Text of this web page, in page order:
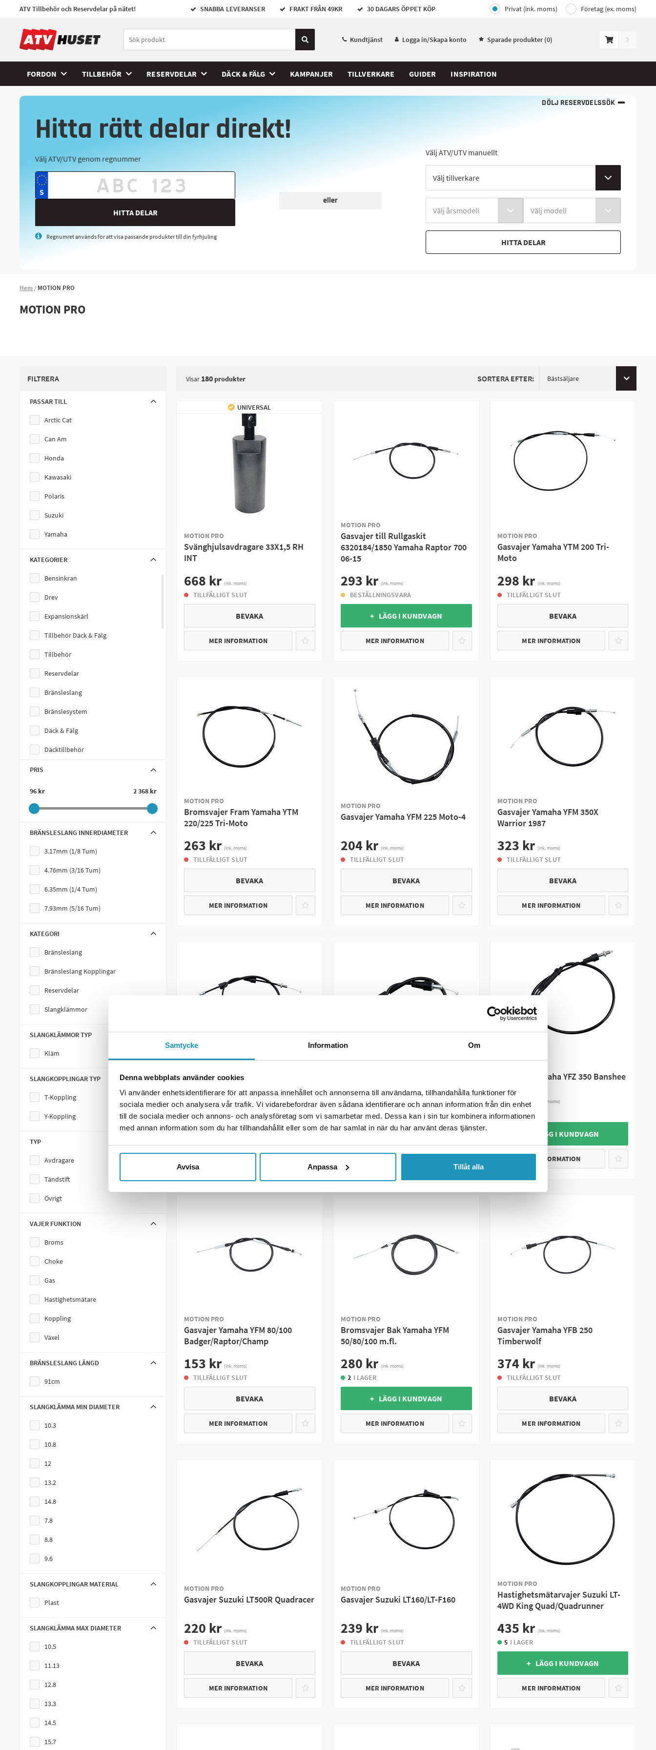
Samtycke Information Om
Denna webbplats använder cookies
Vi använder enhetsidentifierare för att anpassa innehållet och annonserna till användarna, tillhandahålla funktioner för
sociala medier och analysera vår trafik. Vi vidarebefordrar även sådana identifierare och annan information från din enhet
till de sociala medier och annons- och analysföretag som vi samarbetar med. Dessa kan i sin tur kombinera informationen
med annan information som du har tillhandahållit eller som de har samlat in när du har använt deras tjänster.
Avvisa Anpassa Tillåt alla
ATV Tillbehör och Reservdelar på nätet! SNABBA LEVERANSER FRAKT FRÅN 49KR 30 DAGARS ÖPPET KÖP Privat (ink. moms) Företag (ex. moms)
Kundtjänst Logga in/Skapa konto Sparade produkter (0)
FORDON TILLBEHÖR RESERVDELAR DÄCK & FÄLG KAMPANJER TILLVERKARE GUIDER INSPIRATION
DÖLJ RESERVDELSSÖK
Hitta rätt delar direkt!
Välj ATV/UTV genom regnummer
HITTA DELAR
Regnumret används för att visa passande produkter till din fyrhjuling
eller
Välj ATV/UTV manuellt
HITTA DELAR
Hem MOTION PRO
MOTION PRO
FILTRERA
PASSAR TILL
Arctic Cat
Can Am
Honda
Kawasaki
Polaris
Suzuki
Yamaha
KATEGORIER
Bensinkran
Drev
Expansionskärl
Tillbehör Däck & Fälg
Tillbehör
Reservdelar
Bränsleslang
Bränslesystem
Däck & Fälg
Däcktillbehör
Drivlina
Verkstadsutrustning
Bultar & Muttrar
Tändstiftsnyckel
Chokevajer
Bromsvajer Bak
Bromsvajer Parkeringsbroms
PRIS
96 kr 2 368 kr
BRÄNSLESLANG INNERDIAMETER
3.17mm (1/8 Tum)
4.76mm (3/16 Tum)
6.35mm (1/4 Tum)
7.93mm (5/16 Tum)
KATEGORI
Bränsleslang
Bränsleslang Kopplingar
Reservdelar
Slangklämmor
SLANGKLÄMMOR TYP
Kläm
SLANGKOPPLINGAR TYP
T-Koppling
Y-Koppling
TYP
Avdragare
Tändstift
Övrigt
VAJER FUNKTION
Broms
Choke
Gas
Hastighetsmätare
Koppling
Växel
BRÄNSLESLANG LÄNGD
91cm
SLANGKLÄMMA MIN DIAMETER
10.3
10.8
12
13.2
14.8
7.8
8.8
9.6
SLANGKOPPLINGAR MATERIAL
Plast
SLANGKLÄMMA MAX DIAMETER
10.5
11.13
12.8
13.3
14.5
15.7
Visar 180produkter SORTERA EFTER: Bästsäljare
UNIVERSAL
MOTION PRO
Svänghjulsavdragare 33X1,5 RH
INT
668 kr (ink. moms)
TILLFÄLLIGT SLUT
BEVAKA
MER INFORMATION
MOTION PRO
Gasvajer till Rullgaskit
6320184/1850 Yamaha Raptor 700
06-15
293 kr (ink. moms)
BESTÄLLNINGSVARA
+ LÄGG I KUNDVAGN
MER INFORMATION
MOTION PRO
Gasvajer Yamaha YTM 200 Tri-
Moto
298 kr (ink. moms)
TILLFÄLLIGT SLUT
BEVAKA
MER INFORMATION
MOTION PRO
Bromsvajer Fram Yamaha YTM
220/225 Tri-Moto
263 kr (ink. moms)
TILLFÄLLIGT SLUT
BEVAKA
MER INFORMATION
MOTION PRO
Gasvajer Yamaha YFM 225 Moto-4
204 kr (ink. moms)
TILLFÄLLIGT SLUT
BEVAKA
MER INFORMATION
MOTION PRO
Gasvajer Yamaha YFM 350X
Warrior 1987
323 kr (ink. moms)
TILLFÄLLIGT SLUT
BEVAKA
MER INFORMATION
Gasvajer Yamaha YFS 200 Blaster
170 kr (ink. moms)
1 I LAGER
302 kr (ink. moms)
TILLFÄLLIGT SLUT
Gasvajer Yamaha YFZ 350 Banshee
323 kr (ink. moms)
3 I LAGER
+ LÄGG I KUNDVAGN
MER INFORMATION
MOTION PRO
Gasvajer Yamaha YFM 80/100
Badger/Raptor/Champ
153 kr (ink. moms)
TILLFÄLLIGT SLUT
BEVAKA
MER INFORMATION
MOTION PRO
Bromsvajer Bak Yamaha YFM
50/80/100 m.fl.
280 kr (ink. moms)
2 I LAGER
+ LÄGG I KUNDVAGN
MER INFORMATION
MOTION PRO
Gasvajer Yamaha YFB 250
Timberwolf
374 kr (ink. moms)
TILLFÄLLIGT SLUT
BEVAKA
MER INFORMATION
MOTION PRO
Gasvajer Suzuki LT500R Quadracer
220 kr (ink. moms)
TILLFÄLLIGT SLUT
BEVAKA
MER INFORMATION
MOTION PRO
Gasvajer Suzuki LT160/LT-F160
239 kr (ink. moms)
TILLFÄLLIGT SLUT
BEVAKA
MER INFORMATION
MOTION PRO
Hastighetsmätarvajer Suzuki LT-
4WD King Quad/Quadrunner
435 kr (ink. moms)
5 I LAGER
+ LÄGG I KUNDVAGN
MER INFORMATION